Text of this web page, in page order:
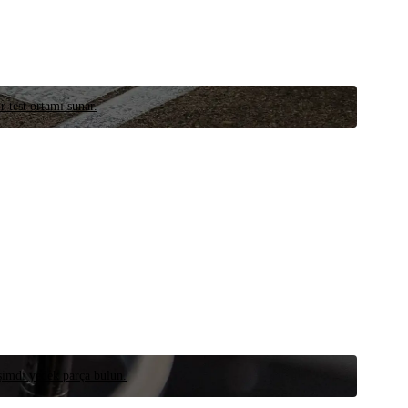
test ortamı sunar.
yedek parça bulun.